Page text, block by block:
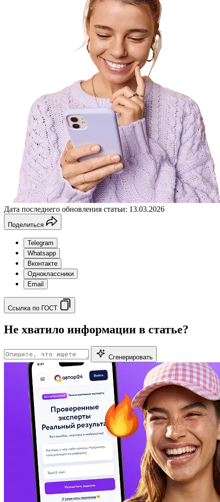
Дата последнего обновления статьи: 13.03.2026
Поделиться
Telegram
Whatsapp
Вконтакте
Одноклассники
Email
Ссылка по ГОСТ
Не хватило информации в статье?
Сгенерировать